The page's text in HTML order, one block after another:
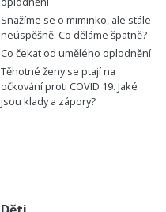
Snažíme se o miminko, ale stále
neúspěšně. Co děláme špatně?
Co čekat od umělého oplodnění
Těhotné ženy se ptají na
očkování proti COVID 19. Jaké
jsou klady a zápory?